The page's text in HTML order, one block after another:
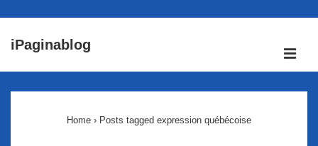
passer
iPaginablog
Home › Posts tagged expression québécoise